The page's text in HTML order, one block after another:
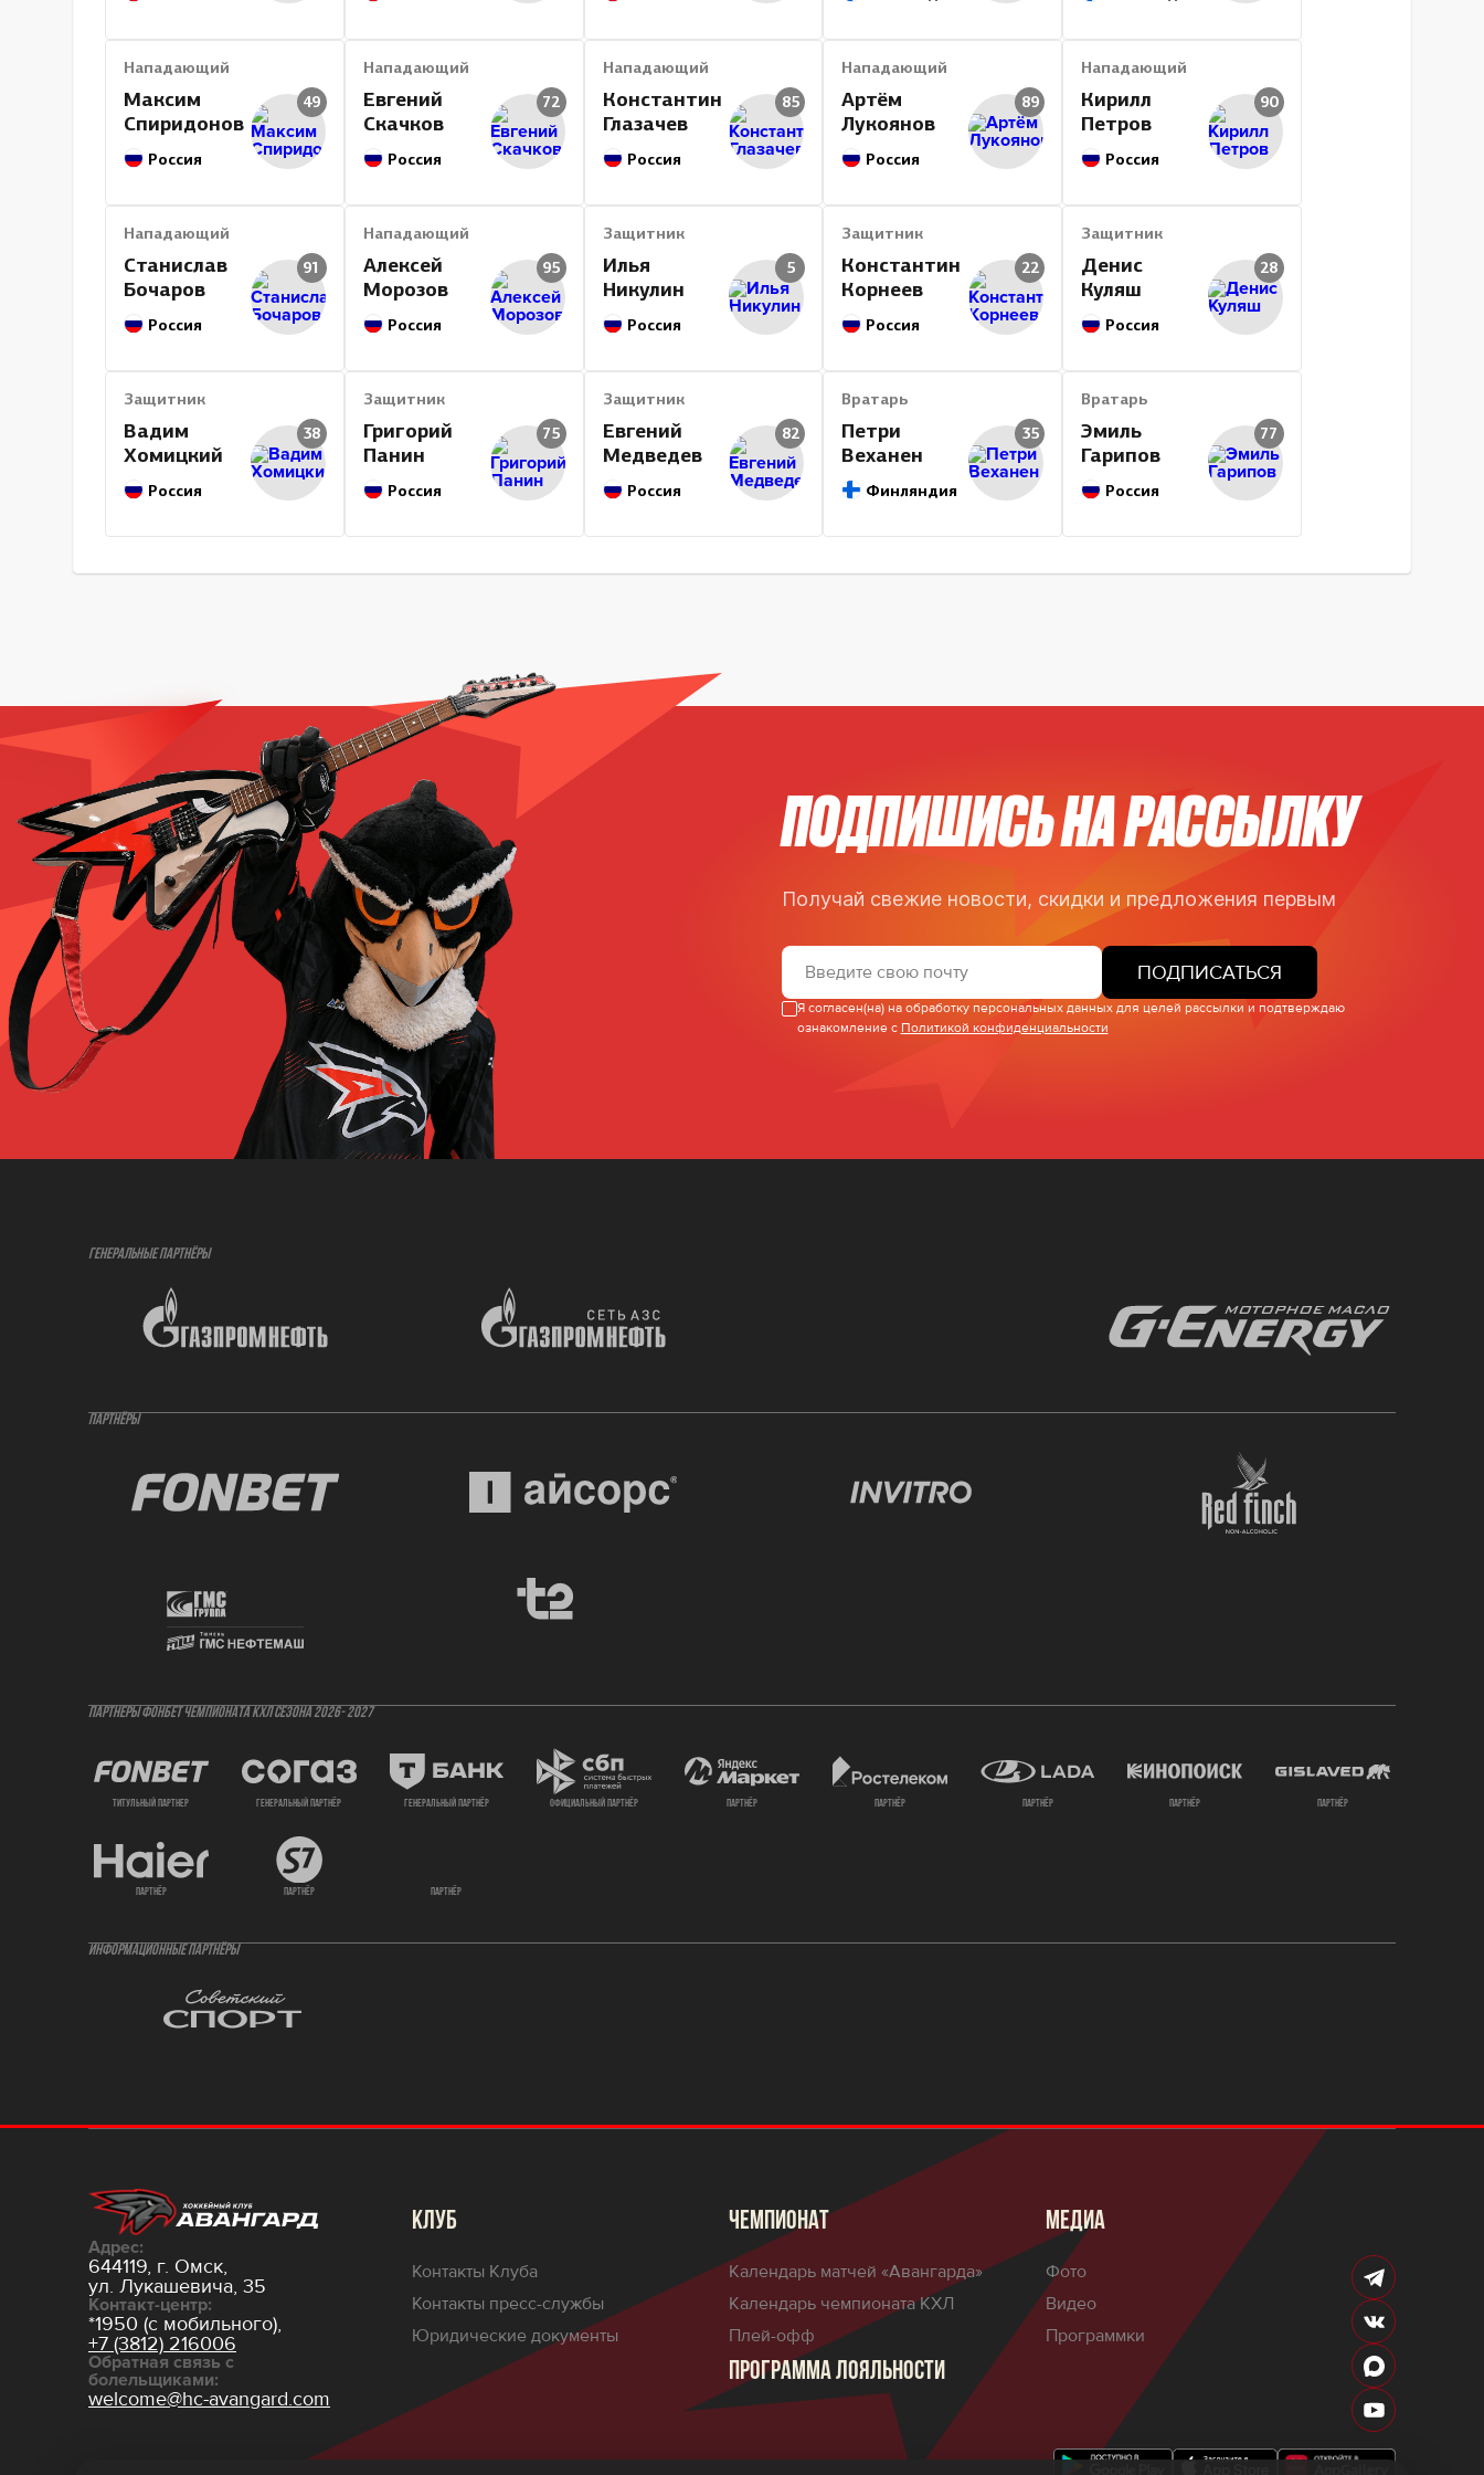
Нападающий
Максим
Спиридонов
Россия
49
Нападающий
Евгений
Скачков
Россия
72
Нападающий
Константин
Глазачев
Россия
85
Нападающий
Артём
Лукоянов
Россия
89
Нападающий
Кирилл
Петров
Россия
90
Нападающий
Станислав
Бочаров
Россия
91
Нападающий
Алексей
Морозов
Россия
95
Защитник
Илья
Никулин
Россия
5
Защитник
Константин
Корнеев
Россия
22
Защитник
Денис
Куляш
Россия
28
Защитник
Вадим
Хомицкий
Россия
38
Защитник
Григорий
Панин
Россия
75
Защитник
Евгений
Медведев
Россия
82
Вратарь
Петри
Веханен
Финляндия
35
Вратарь
Эмиль
Гарипов
Россия
77
ПОДПИШИСЬ НА РАССЫЛКУ
Получай свежие новости, скидки и предложения первым
ПОДПИСАТЬСЯ
Я согласен(на) на обработку персональных данных для целей рассылки и подтверждаю
ознакомление с Политикой конфиденциальности
ГЕНЕРАЛЬНЫЕ ПАРТНЁРЫ
ПАРТНЁРЫ
ПАРТНЕРЫ ФОНБЕТ ЧЕМПИОНАТА КХЛ СЕЗОНА 2026- 2027
титульный партнер генеральный партнёр генеральный партнёр официальный партнёр партнёр партнёр партнёр партнёр партнёр
партнёр партнёр партнёр
ИНФОРМАЦИОННЫЕ ПАРТНЁРЫ
Адрес:
644119, г. Омск,
ул. Лукашевича, 35
Контакт-центр:
*1950 (с мобильного),
+7 (3812) 216006
Обратная связь с
болельщиками:
welcome@hc-avangard.com
КЛУБ
Контакты Клуба
Контакты пресс-службы
Юридические документы
ЧЕМПИОНАТ
Календарь матчей «Авангарда»
Календарь чемпионата КХЛ
Плей-офф
ПРОГРАММА ЛОЯЛЬНОСТИ
МЕДИА
Фото
Видео
Программки